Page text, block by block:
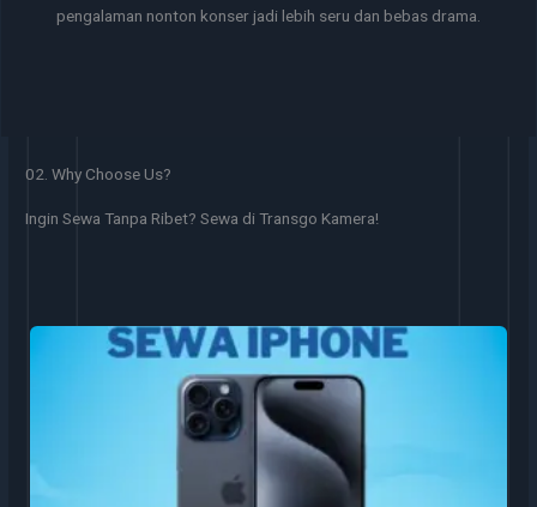
pengalaman nonton konser jadi lebih seru dan bebas drama.
02. Why Choose Us?
Ingin Sewa Tanpa Ribet? Sewa di Transgo Kamera!